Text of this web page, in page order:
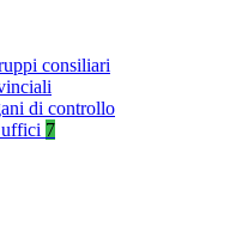
consiliari
di controllo
7